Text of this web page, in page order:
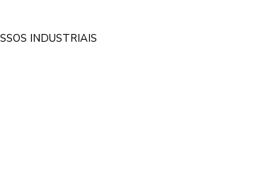
INDUSTRIAIS